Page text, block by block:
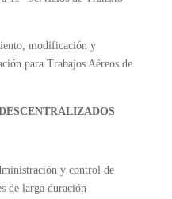
modificación y
para Trabajos Aéreos de
y control de
de larga duración